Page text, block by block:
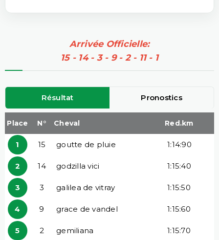
Arrivée Officielle:
15 - 14 - 3 - 9 - 2 - 11 - 1
Résultat Pronostics
Place N° Cheval Red.km
1 15 goutte de pluie 1:14:90
2 14 godzilla vici 1:15:40
3 3 galilea de vitray 1:15:50
4 9 grace de vandel 1:15:60
5 2 gemiliana 1:15:70